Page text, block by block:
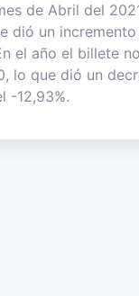
de Abril del
dió un
el año el billete
lo que dió un
-12,93%.